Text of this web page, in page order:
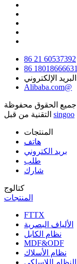
Alibaba.com@
التقنية من قبلsingoo
المنتجات
هاتف
طلب
شارك
كتالوج
المنتجات
FTTX
الألياف البصرية
MDF&ODF
نظام الأسلاك
النظام اللاسلكي
توفير الطاقة
انترنت الأشياء